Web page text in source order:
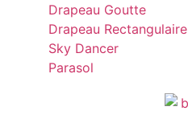
Drapeau Goutte
Drapeau Rectangulaire
Sky Dancer
Parasol